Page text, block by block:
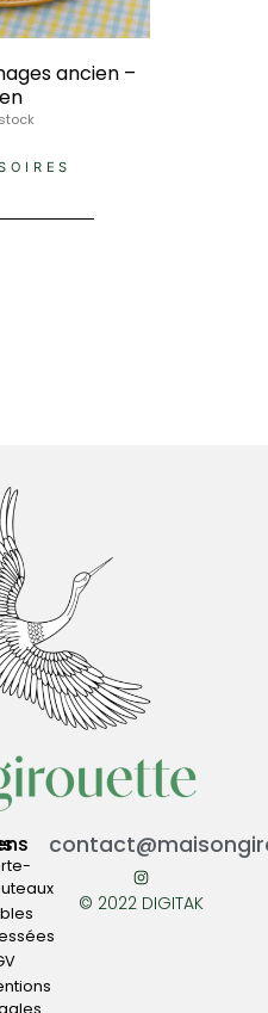
ancien –
© 2022 DIGITAK